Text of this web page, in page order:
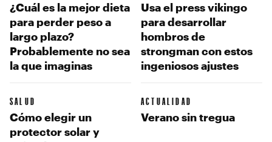
¿Cuál es la mejor dieta
para perder peso a
largo plazo?
Probablemente no sea
la que imaginas
Usa el press vikingo
para desarrollar
hombros de
strongman con estos
ingeniosos ajustes
SALUD
Cómo elegir un
protector solar y
ACTUALIDAD
Verano sin tregua